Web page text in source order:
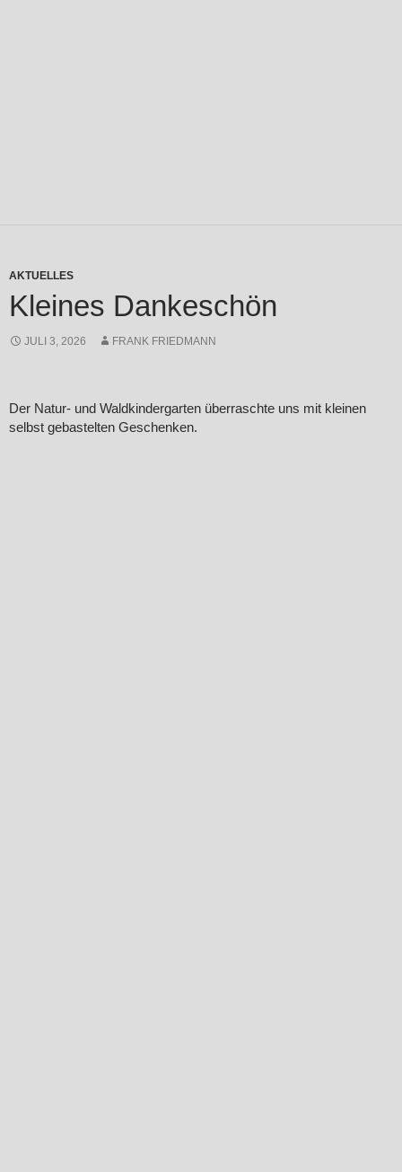
AKTUELLES
Kleines Dankeschön
JULI 3, 2026 FRANK FRIEDMANN
Der Natur- und Waldkindergarten überraschte uns mit kleinen
selbst gebastelten Geschenken.